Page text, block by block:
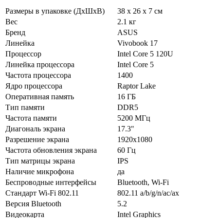
Размеры в упаковке (ДхШхВ)
38 x 26 x 7 см
Вес
2.1 кг
Бренд
ASUS
Линейка
Vivobook 17
Процессор
Intel Core 5 120U
Линейка процессора
Intel Core 5
Частота процессора
1400
Ядро процессора
Raptor Lake
Оперативная память
16 ГБ
Тип памяти
DDR5
Частота памяти
5200 МГц
Диагональ экрана
17.3"
Разрешение экрана
1920x1080
Частота обновления экрана
60 Гц
Тип матрицы экрана
IPS
Наличие микрофона
да
Беспроводные интерфейсы
Bluetooth, Wi-Fi
Стандарт Wi-Fi 802.11
802.11 a/b/g/n/ac/ax
Версия Bluetooth
5.2
Видеокарта
Intel Graphics